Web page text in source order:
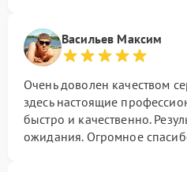
Васильев Максим
Очень доволен качеством
здесь настоящие
быстро и качественно.
ожидания. Огромное